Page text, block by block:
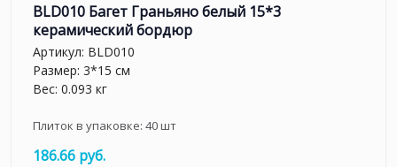
BLD010 Багет Граньяно белый 15*3
керамический бордюр
Артикул: BLD010
Размер: 3*15 см
Вес: 0.093 кг
Плиток в упаковке: 40шт
186.66 руб.